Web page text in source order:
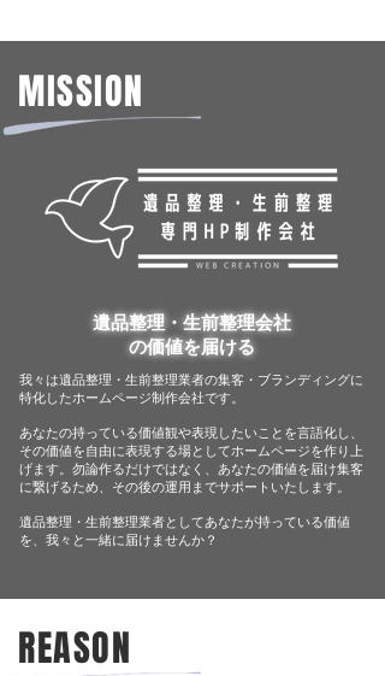
REASON
我々は遺品整理・生前整理業者の集客・ブランディングに
特化したホームページ制作会社です。
あなたの持っている価値観や表現したいことを言語化し、
その価値を自由に表現する場としてホームページを作り上
げます。勿論作るだけではなく、 あなたの価値を届け集客
に繋げるため、その後の運用までサポートいたします。
遺品整理・生前整理業者としてあなたが持っている価値
を、我々と一緒に届けませんか？
​MISSION
遺品整理・生前整理会社
の価値を届ける